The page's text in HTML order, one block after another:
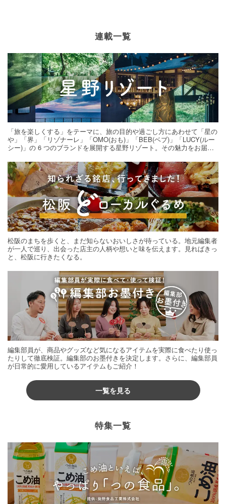
連載一覧
「旅を楽しくする」をテーマに、旅の目的や過ごし方にあわせて「星の
や」「界」「リゾナーレ」「OMO(おも)」「BEB(ベブ)」「LUCY(ルー
シー)」の 6 つのブランドを展開する星野リゾート。その魅力をお届け
松阪のまちを歩くと、まだ知らないおいしさが待っている。地元編集者
が一人で巡り、出会った店主の人柄や想いと味を伝えます。見ればきっ
と、松阪に行きたくなる。
編集部員が、商品やグッズなど気になるアイテムを実際に食べたり使っ
たりして徹底検証。編集部のお墨付きを決定します。さらに、編集部員
が日常的に愛用しているアイテムもご紹介！
一覧を見る
特集一覧